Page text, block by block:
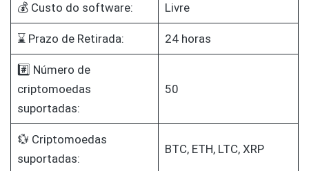
💰 Custo do software: Livre
⌛ Prazo de Retirada: 24 horas
#️⃣ Número de
criptomoedas
suportadas:
50
💱 Criptomoedas
suportadas:
BTC, ETH, LTC, XRP